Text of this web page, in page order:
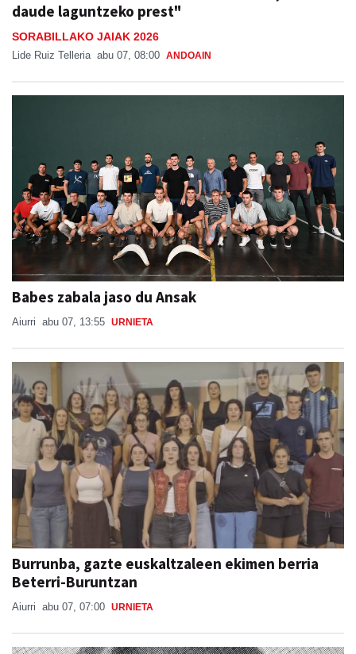
daude laguntzeko prest"
SORABILLAKO JAIAK 2026
Lide Ruiz Telleria abu 07, 08:00 ANDOAIN
Babes zabala jaso du Ansak
Aiurri abu 07, 13:55 URNIETA
Burrunba, gazte euskaltzaleen ekimen berria
Beterri-Buruntzan
Aiurri abu 07, 07:00 URNIETA